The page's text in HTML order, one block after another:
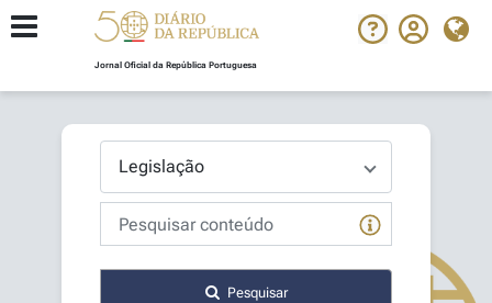
Jornal Oficial da República Portuguesa
Pesquisar